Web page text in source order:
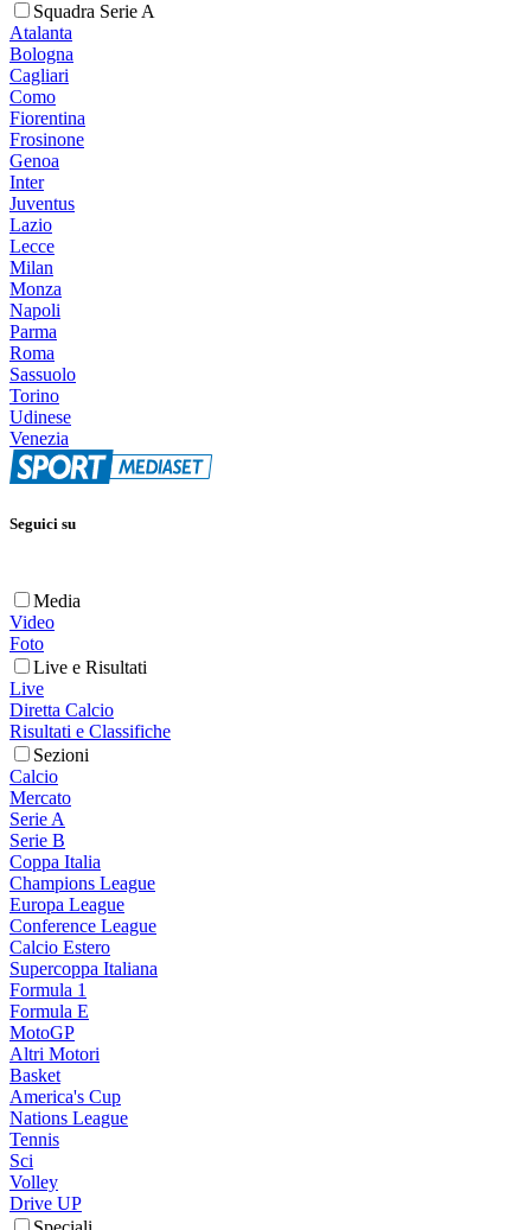
Squadra Serie A
Atalanta
Bologna
Cagliari
Como
Fiorentina
Frosinone
Genoa
Inter
Juventus
Lazio
Lecce
Milan
Monza
Napoli
Parma
Roma
Sassuolo
Torino
Udinese
Venezia
Seguici su
Media
Video
Foto
Live e Risultati
Live
Diretta Calcio
Risultati e Classifiche
Sezioni
Calcio
Mercato
Serie A
Serie B
Coppa Italia
Champions League
Europa League
Conference League
Calcio Estero
Supercoppa Italiana
Formula 1
Formula E
MotoGP
Altri Motori
Basket
America's Cup
Nations League
Tennis
Sci
Volley
Drive UP